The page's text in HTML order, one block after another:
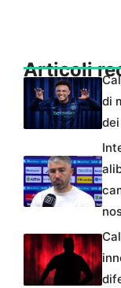
Articoli
di